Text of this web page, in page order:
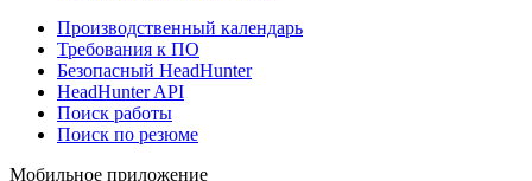
Производственный календарь
Требования к ПО
Безопасный HeadHunter
HeadHunter API
Поиск работы
Поиск по резюме
Мобильное приложение